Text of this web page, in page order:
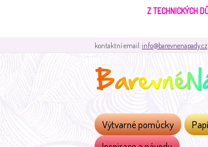
Z TECHNICKÝCH
kontaktní email:info@barevnenapady.cz
Výtvarné pomůcky